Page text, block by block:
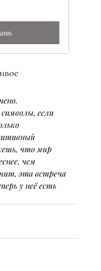
если
что мир
чем
эта встреча
у неё есть